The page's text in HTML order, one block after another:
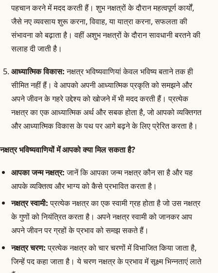
पहचान करने में मदद करती हैं। शुभ नक्षत्रों के दौरान महत्वपूर्ण कार्यों,
जैसे नए व्यवसाय शुरू करना, विवाह, या यात्रा करना, सफलता की
संभावना को बढ़ाता है। वहीं अशुभ नक्षत्रों के दौरान सावधानी बरतने की
सलाह दी जाती है।
आध्यात्मिक विकास:नक्षत्र भविष्यवाणियां केवल भविष्य बताने तक ही
सीमित नहीं हैं। वे आपको अपनी आध्यात्मिक प्रकृति को समझने और
अपने जीवन के गहरे उद्देश्य को खोजने में भी मदद करती हैं। प्रत्येक
नक्षत्र का एक आध्यात्मिक अर्थ और सबक होता है, जो आपको व्यक्तिगत
और आध्यात्मिक विकास के पथ पर आगे बढ़ने के लिए प्रेरित करता है।
नक्षत्र भविष्यवाणियों में आपको क्या मिल सकता है?
आपका जन्म नक्षत्र:जानें कि आपका जन्म नक्षत्र कौन सा है और यह
आपके व्यक्तित्व और भाग्य को कैसे प्रभावित करता है।
नक्षत्र स्वामी:प्रत्येक नक्षत्र का एक स्वामी ग्रह होता है जो उस नक्षत्र
के गुणों को नियंत्रित करता है। अपने नक्षत्र स्वामी को जानकर आप
अपने जीवन पर ग्रहों के प्रभाव को समझ सकते हैं।
नक्षत्र चरण:प्रत्येक नक्षत्र को चार चरणों में विभाजित किया जाता है,
जिन्हें पद कहा जाता है। ये चरण नक्षत्र के प्रभाव में सूक्ष्म भिन्नताएं लाते